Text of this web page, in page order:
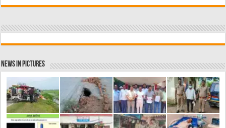
News in Pictures